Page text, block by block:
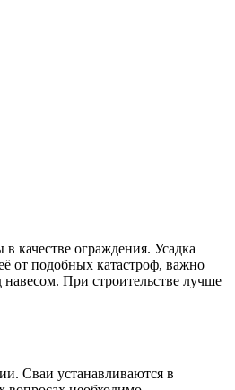
качестве ограждения. Усадка
от подобных катастроф, важно
При строительстве лучше
Сваи устанавливаются в